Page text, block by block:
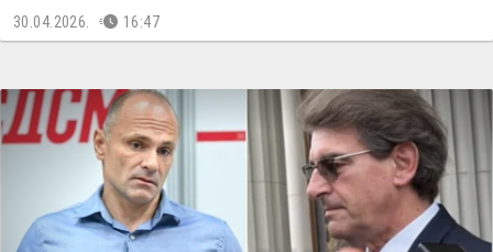
30.04.2026. 16:47